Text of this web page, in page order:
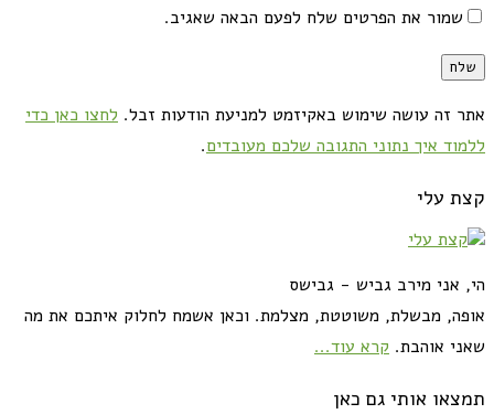
שמור את הפרטים שלח לפעם הבאה שאגיב.
אתר זה עושה שימוש באקיזמט למניעת הודעות זבל. לחצו כאן כדי
ללמוד איך נתוני התגובה שלכם מעובדים.
קצת עלי
הי, אני מירב גביש - גבישס
אופה, מבשלת, משוטטת, מצלמת. וכאן אשמח לחלוק איתכם את מה
שאני אוהבת. קרא עוד...
תמצאו אותי גם כאן